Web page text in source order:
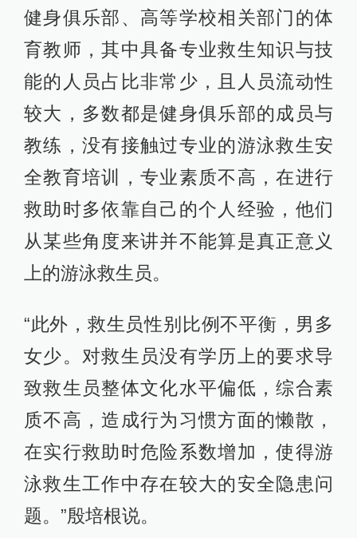
健身俱乐部、高等学校相关部门的体
育教师，其中具备专业救生知识与技
能的人员占比非常少，且人员流动性
较大，多数都是健身俱乐部的成员与
教练，没有接触过专业的游泳救生安
全教育培训，专业素质不高，在进行
救助时多依靠自己的个人经验，他们
从某些角度来讲并不能算是真正意义
上的游泳救生员。
“此外，救生员性别比例不平衡，男多
女少。对救生员没有学历上的要求导
致救生员整体文化水平偏低，综合素
质不高，造成行为习惯方面的懒散，
在实行救助时危险系数增加，使得游
泳救生工作中存在较大的安全隐患问
题。”殷培根说。